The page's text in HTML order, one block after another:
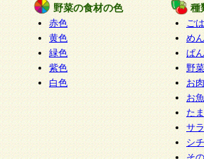
野菜の食材の色
赤色
黄色
緑色
紫色
白色
種
ご
めん
ぱん
野
お
お
た
サ
シ